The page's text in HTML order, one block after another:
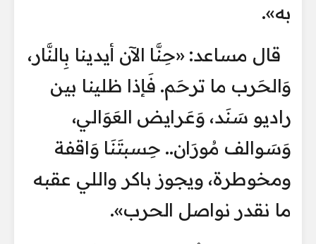
به».
قال مساعد: «حِنَّا الآن أيدينا بِالنَّار،
وَالحَرب ما ترحَم. فَإذا ظلينا بين
راديو سَنَد، وَعَرايض العَوَالي،
وَسَوالف مُورَان.. حِسبتَنَا وَاقفة
ومخوطرة، ويجوز باكر واللي عقبه
ما نقدر نواصل الحرب».